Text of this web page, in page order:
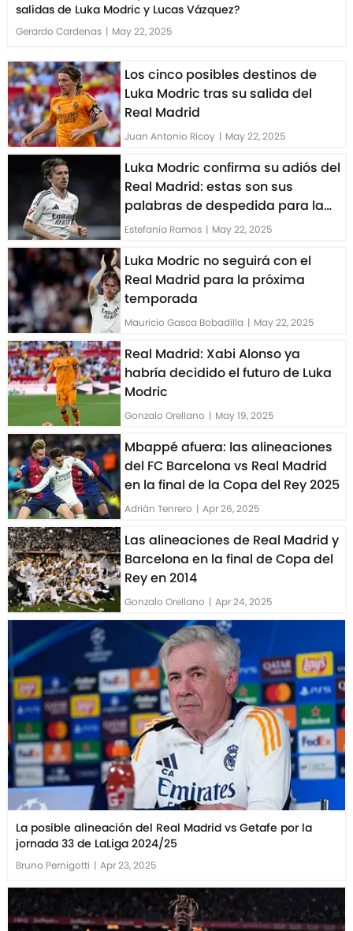
salidas de Luka Modric y Lucas Vázquez?
Gerardo Cardenas | May 22, 2025
Los cinco posibles destinos de
Luka Modric tras su salida del
Real Madrid
Juan Antonio Ricoy | May 22, 2025
Luka Modric confirma su adiós del
Real Madrid: estas son sus
palabras de despedida para la
afición madridista
Estefanía Ramos | May 22, 2025
Luka Modric no seguirá con el
Real Madrid para la próxima
temporada
Mauricio Gasca Bobadilla | May 22, 2025
Real Madrid: Xabi Alonso ya
habría decidido el futuro de Luka
Modric
Gonzalo Orellano | May 19, 2025
Mbappé afuera: las alineaciones
del FC Barcelona vs Real Madrid
en la final de la Copa del Rey 2025
Adrián Tenrero | Apr 26, 2025
Las alineaciones de Real Madrid y
Barcelona en la final de Copa del
Rey en 2014
Gonzalo Orellano | Apr 24, 2025
La posible alineación del Real Madrid vs Getafe por la
jornada 33 de LaLiga 2024/25
Bruno Pernigotti | Apr 23, 2025